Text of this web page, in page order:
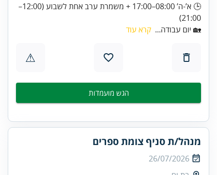
🕒 א’-ה’ 08:00–17:00 + משמרת ערב אחת לשבוע (12:00–
21:00)
🏡 יום עבודה... קרא עוד
⚠
הגש מועמדות
מנהל/ת סניף צומת ספרים
26/07/2026